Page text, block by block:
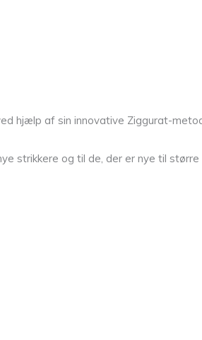
hjælp af sin innovative Ziggurat-
strikkere og til de, der er nye til